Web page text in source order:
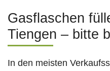
Gasflaschen
Tiengen – bitte
In den meisten